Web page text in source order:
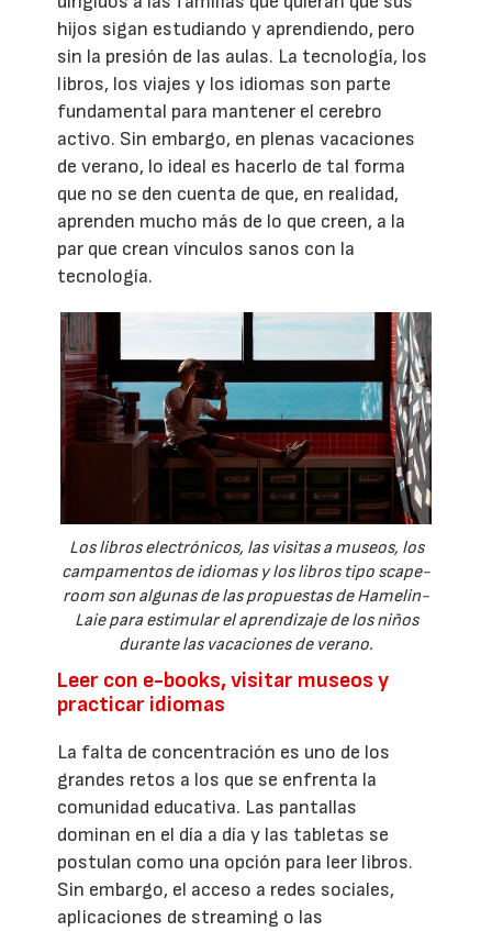
hijos sigan estudiando y aprendiendo, pero
sin la presión de las aulas. La tecnología, los
libros, los viajes y los idiomas son parte
fundamental para mantener el cerebro
activo. Sin embargo, en plenas vacaciones
de verano, lo ideal es hacerlo de tal forma
que no se den cuenta de que, en realidad,
aprenden mucho más de lo que creen, a la
par que crean vínculos sanos con la
tecnología.
Los libros electrónicos, las visitas a museos, los
campamentos de idiomas y los libros tipo scape-
room son algunas de las propuestas de Hamelin-
Laie para estimular el aprendizaje de los niños
durante las vacaciones de verano.
Leer con e-books, visitar museos y
practicar idiomas
La falta de concentración es uno de los
grandes retos a los que se enfrenta la
comunidad educativa. Las pantallas
dominan en el día a día y las tabletas se
postulan como una opción para leer libros.
Sin embargo, el acceso a redes sociales,
aplicaciones de streaming o las